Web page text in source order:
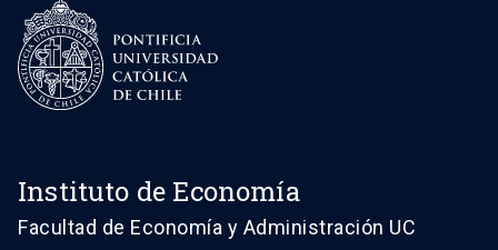
Instituto de Economía
Facultad de Economía y Administración UC